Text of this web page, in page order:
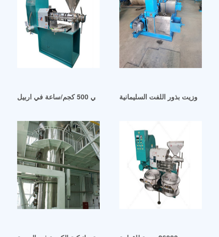
ماكينة زيت الفول السوداني 500 كجم/ساعة في اربيل
وزيت بذور اللفت السليمانية